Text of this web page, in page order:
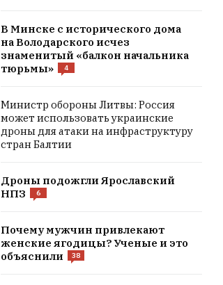
В Минске с исторического дома
на Володaрского исчез
знаменитый «балкон начальника
тюрьмы»
4
Министр обороны Литвы: Россия
может использовать украинские
дроны для атаки на инфраструктуру
стран Балтии
Дроны подожгли Ярославский
НПЗ
6
Почему мужчин привлекают
женские ягодицы? Ученые и это
объяснили
38